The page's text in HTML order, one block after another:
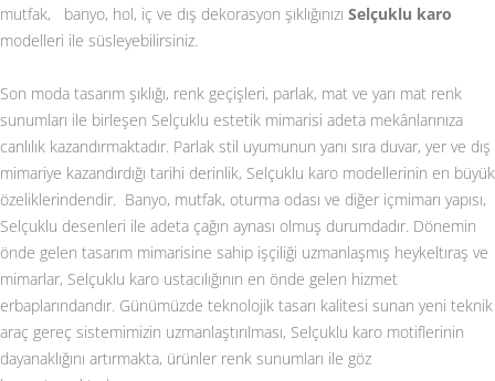
mutfak, banyo, hol, iç ve dış dekorasyon şıklığınızı Selçuklu karo
modelleri ile süsleyebilirsiniz.
Son moda tasarım şıklığı, renk geçişleri, parlak, mat ve yarı mat renk
sunumları ile birleşen Selçuklu estetik mimarisi adeta mekânlarınıza
canlılık kazandırmaktadır. Parlak stil uyumunun yanı sıra duvar, yer ve dış
mimariye kazandırdığı tarihi derinlik, Selçuklu karo modellerinin en büyük
özeliklerindendir. Banyo, mutfak, oturma odası ve diğer içmimarı yapısı,
Selçuklu desenleri ile adeta çağın aynası olmuş durumdadır. Dönemin
önde gelen tasarım mimarisine sahip işçiliği uzmanlaşmış heykeltıraş ve
mimarlar, Selçuklu karo ustacılığının en önde gelen hizmet
erbaplarındandır. Günümüzde teknolojik tasarı kalitesi sunan yeni teknik
araç gereç sistemimizin uzmanlaştırılması, Selçuklu karo motiflerinin
dayanaklığını artırmakta, ürünler renk sunumları ile göz